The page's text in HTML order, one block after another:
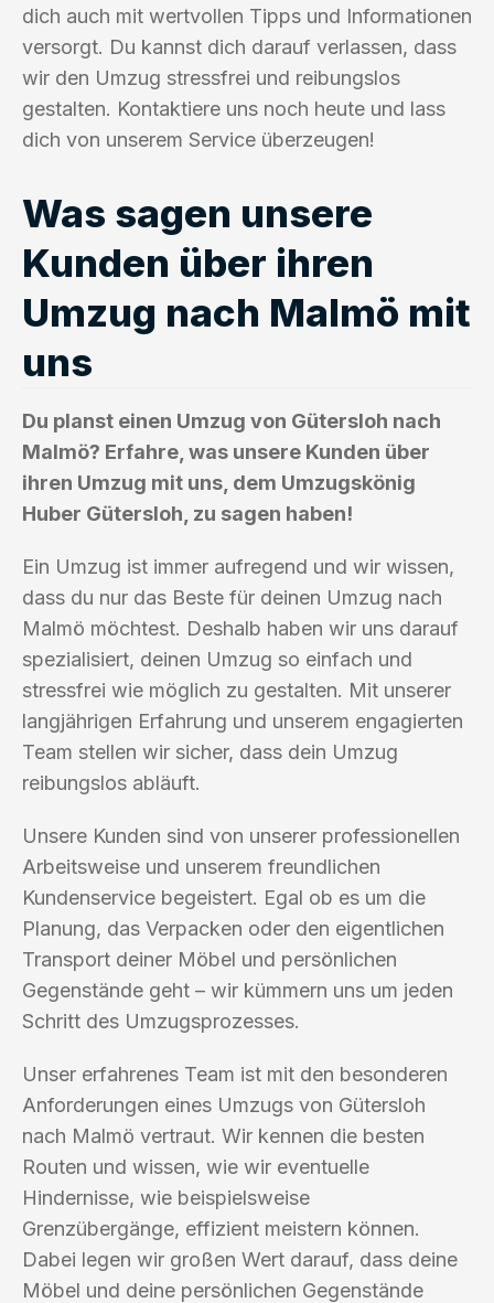
dich auch mit wertvollen Tipps und Informationen
versorgt. Du kannst dich darauf verlassen, dass
wir den Umzug stressfrei und reibungslos
gestalten. Kontaktiere uns noch heute und lass
dich von unserem Service überzeugen!
Was sagen unsere
Kunden über ihren
Umzug nach Malmö mit
uns
Du planst einen Umzug von Gütersloh nach
Malmö? Erfahre, was unsere Kunden über
ihren Umzug mit uns, dem Umzugskönig
Huber Gütersloh, zu sagen haben!
Ein Umzug ist immer aufregend und wir wissen,
dass du nur das Beste für deinen Umzug nach
Malmö möchtest. Deshalb haben wir uns darauf
spezialisiert, deinen Umzug so einfach und
stressfrei wie möglich zu gestalten. Mit unserer
langjährigen Erfahrung und unserem engagierten
Team stellen wir sicher, dass dein Umzug
reibungslos abläuft.
Unsere Kunden sind von unserer professionellen
Arbeitsweise und unserem freundlichen
Kundenservice begeistert. Egal ob es um die
Planung, das Verpacken oder den eigentlichen
Transport deiner Möbel und persönlichen
Gegenstände geht – wir kümmern uns um jeden
Schritt des Umzugsprozesses.
Unser erfahrenes Team ist mit den besonderen
Anforderungen eines Umzugs von Gütersloh
nach Malmö vertraut. Wir kennen die besten
Routen und wissen, wie wir eventuelle
Hindernisse, wie beispielsweise
Grenzübergänge, effizient meistern können.
Dabei legen wir großen Wert darauf, dass deine
Möbel und deine persönlichen Gegenstände